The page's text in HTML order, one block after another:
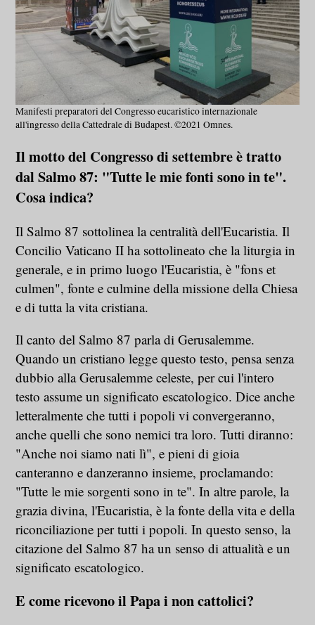
Manifesti preparatori del Congresso eucaristico internazionale
all'ingresso della Cattedrale di Budapest. ©2021 Omnes.
Il motto del Congresso di settembre è tratto
dal Salmo 87: "Tutte le mie fonti sono in te".
Cosa indica?
Il Salmo 87 sottolinea la centralità dell'Eucaristia. Il
Concilio Vaticano II ha sottolineato che la liturgia in
generale, e in primo luogo l'Eucaristia, è "fons et
culmen", fonte e culmine della missione della Chiesa
e di tutta la vita cristiana.
Il canto del Salmo 87 parla di Gerusalemme.
Quando un cristiano legge questo testo, pensa senza
dubbio alla Gerusalemme celeste, per cui l'intero
testo assume un significato escatologico. Dice anche
letteralmente che tutti i popoli vi convergeranno,
anche quelli che sono nemici tra loro. Tutti diranno:
"Anche noi siamo nati lì", e pieni di gioia
canteranno e danzeranno insieme, proclamando:
"Tutte le mie sorgenti sono in te". In altre parole, la
grazia divina, l'Eucaristia, è la fonte della vita e della
riconciliazione per tutti i popoli. In questo senso, la
citazione del Salmo 87 ha un senso di attualità e un
significato escatologico.
E come ricevono il Papa i non cattolici?